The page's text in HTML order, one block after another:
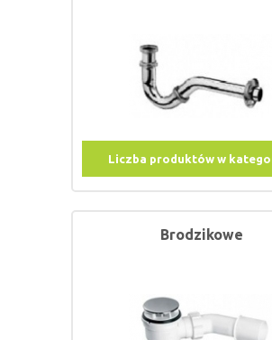
Liczba produktów w
Brodzikowe